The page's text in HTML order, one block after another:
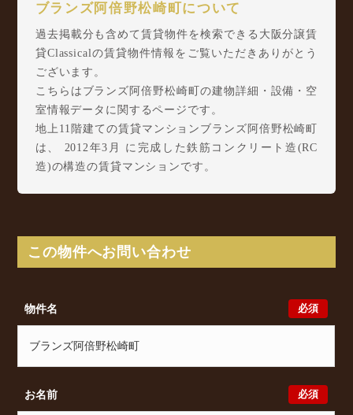
ブランズ阿倍野松崎町について
過去掲載分も含めて賃貸物件を検索できる大阪分譲賃
貸Classicalの賃貸物件情報をご覧いただきありがとう
ございます。
こちらはブランズ阿倍野松崎町の建物詳細・設備・空
室情報データに関するページです。
地上11階建ての賃貸マンションブランズ阿倍野松崎町
は、 2012年3月 に完成した鉄筋コンクリート造(RC
造)の構造の賃貸マンションです。
駅 徒歩8分 からアクセスが可能となっております。
ブランズ阿倍野松崎町の最新の空室状況のご確認をは
ションをお探しでしたら、ぜひ大阪分譲賃貸Classical
までお気軽にお問い合わせください。大阪分譲賃貸
ンライン相談も受け付けております。また、希望の条
貸物件をご提案いたします。
この物件へお問い合わせ
必須
物件名
必須
お名前